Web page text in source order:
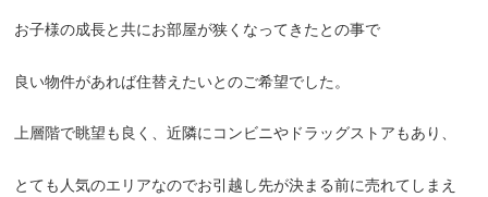
お子様の成長と共にお部屋が狭くなってきたとの事で
良い物件があれば住替えたいとのご希望でした。
上層階で眺望も良く、近隣にコンビニやドラッグストアもあり、
とても人気のエリアなのでお引越し先が決まる前に売れてしまえ